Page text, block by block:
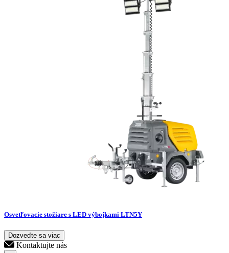
Osvetľovacie stožiare s LED výbojkami LTN5Y
Dozveďte sa viac
Kontaktujte nás